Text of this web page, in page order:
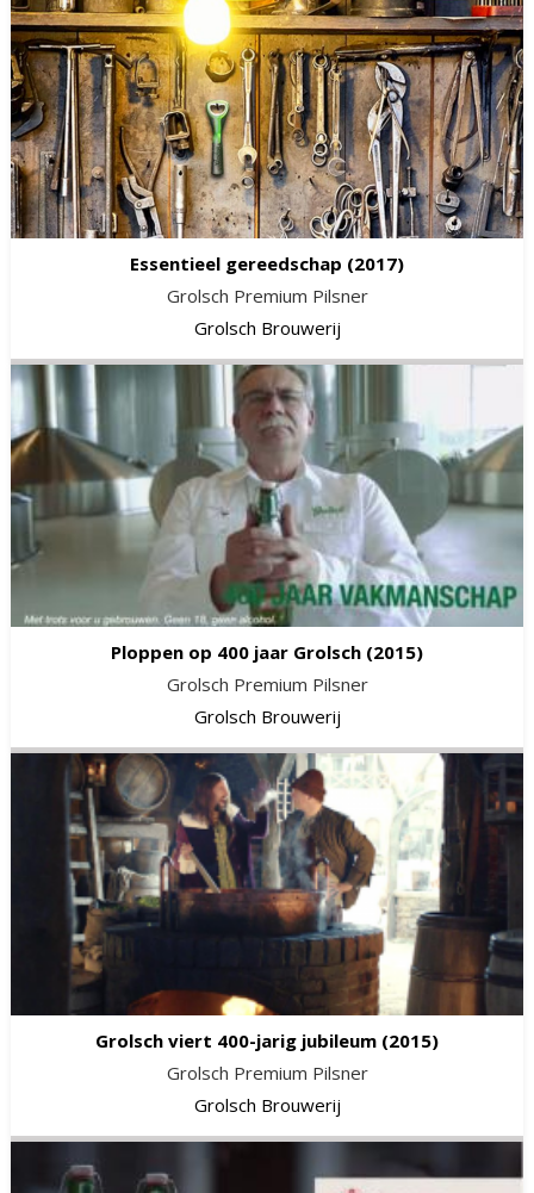
Essentieel gereedschap (2017)
Grolsch Premium Pilsner
Grolsch Brouwerij
Ploppen op 400 jaar Grolsch (2015)
Grolsch Premium Pilsner
Grolsch Brouwerij
Grolsch viert 400-jarig jubileum (2015)
Grolsch Premium Pilsner
Grolsch Brouwerij